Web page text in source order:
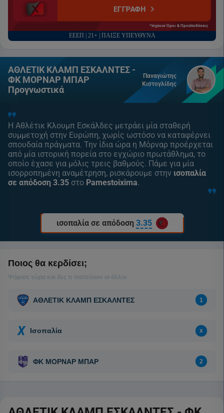
ΕΓΓΡΑΦΗ
*Ισχύουν Όροι & Προϋποθέσεις
ΕΕΕΠ | 21+ | ΠΑΙΞΕ ΥΠΕΥΘΥΝΑ
ΑΘΛΕΤΙΚ ΚΛΑΜΠ ΕΣΚΑΛΝΤΕΣ -
ΦΚ ΜΟΡΝΑΡ ΜΠΑΡ
Προγνωστικά
Παναγιώτης
Κιστογλίδης
Η Αθλέτικ Κλουμπ Εσκάλδες μετράει μία σταθερή
συμμετοχή στην Ευρώπη, χωρίς ωστόσο να καταφέρνει
σπουδαία πράγματα. Την ίδια ώρα η Μόρναρ προέρχεται
από μία ιστορική πορεία στο εγχώριο πρωτάθλημα, το
οποίο έχασε για μόλις τρεις βαθμούς. Πάμε για μία
ισορροπημένη αναμέτρηση, ρισκάρουμε στην ισοπαλία
σε απόδοση 3.35 στο Pamestoixima.
ισοπαλία σε απόδοση 3.35